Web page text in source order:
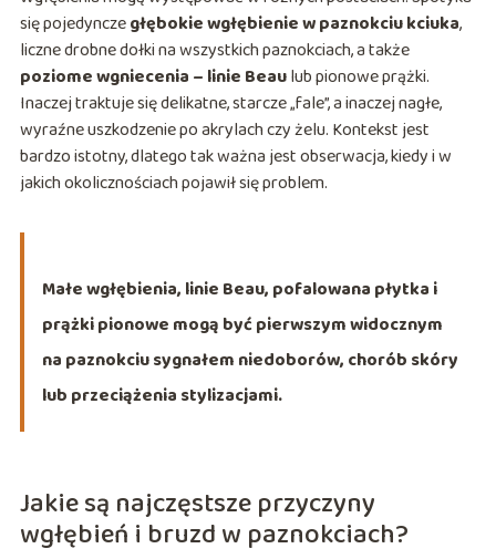
się pojedynczegłębokie wgłębienie w paznokciu kciuka,
liczne drobne dołki na wszystkich paznokciach, a także
poziome wgniecenia – linie Beaulub pionowe prążki.
Inaczej traktuje się delikatne, starcze „fale”, a inaczej nagłe,
wyraźne uszkodzenie po akrylach czy żelu. Kontekst jest
bardzo istotny, dlatego tak ważna jest obserwacja, kiedy i w
jakich okolicznościach pojawił się problem.
Małe wgłębienia, linie Beau, pofalowana płytka i
prążki pionowe mogą być pierwszym widocznym
na paznokciu sygnałem niedoborów, chorób skóry
lub przeciążenia stylizacjami.
Jakie są najczęstsze przyczyny
wgłębień i bruzd w paznokciach?